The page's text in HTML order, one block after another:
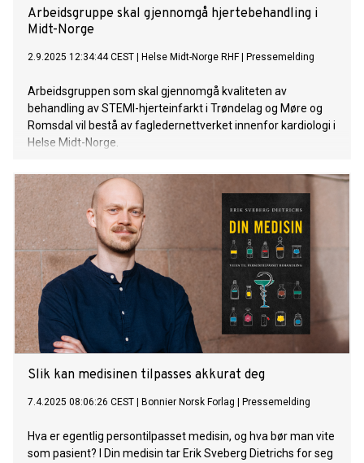
Arbeidsgruppe skal gjennomgå hjertebehandling i
Midt-Norge
2.9.2025 12:34:44 CEST Helse Midt-Norge RHF| Pressemelding
Arbeidsgruppen som skal gjennomgå kvaliteten av
behandling av STEMI-hjerteinfarkt i Trøndelag og Møre og
Romsdal vil bestå av fagledernettverket innenfor kardiologi i
Helse Midt-Norge.
Slik kan medisinen tilpasses akkurat deg
7.4.2025 08:06:26 CEST Bonnier Norsk Forlag Pressemelding
Hva er egentlig persontilpasset medisin, og hva bør man vite
som pasient? I Din medisin tar Erik Sveberg Dietrichs for seg